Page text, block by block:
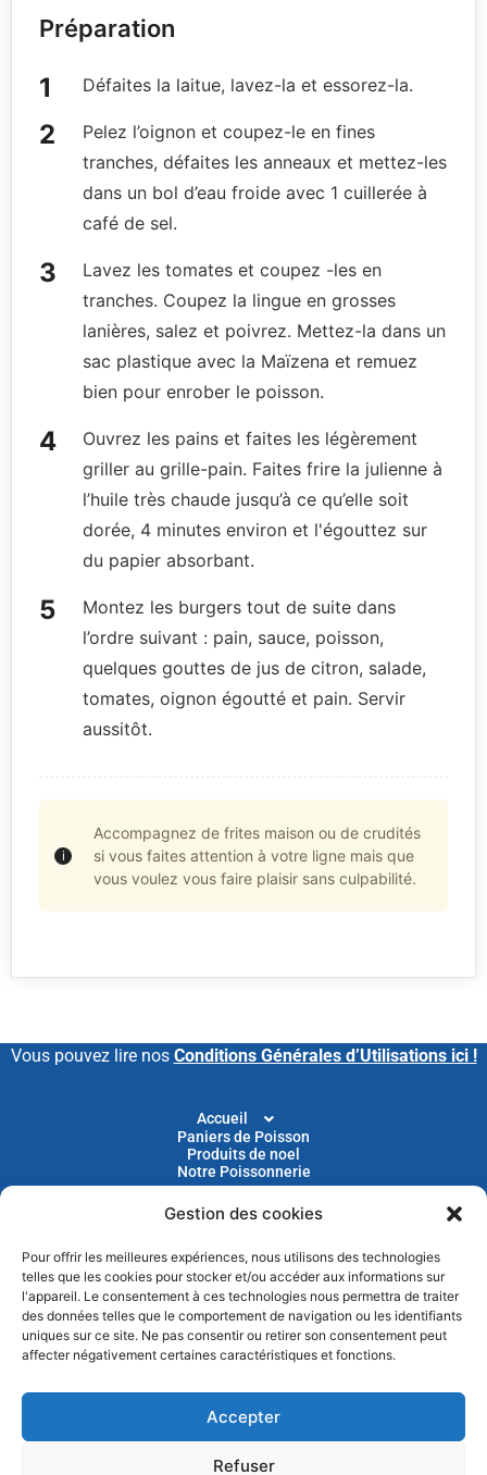
Gestion des cookies
Pour offrir les meilleures expériences, nous utilisons des technologies
telles que les cookies pour stocker et/ou accéder aux informations sur
l'appareil. Le consentement à ces technologies nous permettra de traiter
des données telles que le comportement de navigation ou les identifiants
uniques sur ce site. Ne pas consentir ou retirer son consentement peut
affecter négativement certaines caractéristiques et fonctions.
Accepter
Refuser
Préparation
Défaites la laitue, lavez-la et essorez-la.
Pelez l’oignon et coupez-le en fines
tranches, défaites les anneaux et mettez-les
dans un bol d’eau froide avec 1 cuillerée à
café de sel.
Lavez les tomates et coupez -les en
tranches. Coupez la lingue en grosses
lanières, salez et poivrez. Mettez-la dans un
sac plastique avec la Maïzena et remuez
bien pour enrober le poisson.
Ouvrez les pains et faites les légèrement
griller au grille-pain. Faites frire la julienne à
l’huile très chaude jusqu’à ce qu’elle soit
dorée, 4 minutes environ et l'égouttez sur
du papier absorbant.
Montez les burgers tout de suite dans
l’ordre suivant : pain, sauce, poisson,
quelques gouttes de jus de citron, salade,
tomates, oignon égoutté et pain. Servir
aussitôt.
Accompagnez de frites maison ou de crudités
si vous faites attention à votre ligne mais que
vous voulez vous faire plaisir sans culpabilité.
Vous pouvez lire nos Conditions Générales d’Utilisations ici !
Accueil
Paniers de Poisson
Produits de noel
Notre Poissonnerie
Livraison
Blog
Devenir Client
Parrainage
Abonnez-vous à notre newsletter pour recevoir nos
actus et nos promotions chaque mois